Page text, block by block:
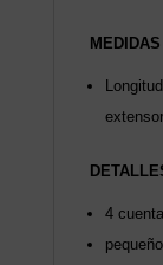
MEDIDAS
4